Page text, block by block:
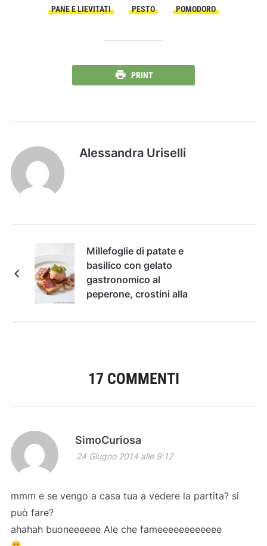
PANE E LIEVITATI
PESTO POMODORO
PRINT
Alessandra Uriselli
Millefoglie di patate e
basilico con gelato
gastronomico al
peperone, crostini alla
17 COMMENTI
SimoCuriosa
24 Giugno 2014 alle 9:12
mmm e se vengo a casa tua a vedere la partita? si
può fare?
ahahah buoneeeeee Ale che fameeeeeeeeeeee